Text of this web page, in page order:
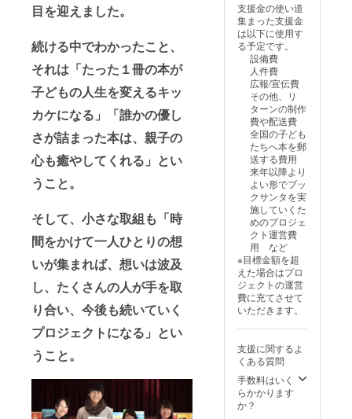
目を迎えました。
続ける中でわかったこと、
それは「たった１冊の本が
子どもの人生を変えるキッ
カケになる」「誰かの優し
さが詰まった本は、親子の
心も癒やしてくれる」とい
うこと。
そして、小さな取組も「時
間をかけて一人ひとりの想
いが集まれば、想いは波及
し、たくさんの人が手を取
り合い、今後も続いていく
プロジェクトになる」とい
うこと。
記載し
てくだ
さい。
閉じる
ナルス
テッ
カー ・
オリジ
ナルし
おり ・
チャリ
ティー
サンタ
活動報
告書
（PDF
でメー
ル送
付）
ターン
グッズ
セット
・サン
クスレ
ター ・
オリジ
ナルス
テッ
カー ・
オリジ
ナルし
おり ・
チャリ
ティー
サンタ
活動報
告書
（PDF
でメー
ル送
付） ※
活動報
告は支
援者全
員にお
ます。
※支援者
へは
《本は
届きま
支援金の使い道
集まった支援金
は以下に使用す
る予定です。
設備費
人件費
広報/宣伝費
その他、リ
ターンの制作
費や配送費
全国の子ども
たちへ本を郵
送する費用
来年以降より
よい形でブッ
クサンタを実
施していくた
めのプロジェ
クト運営費
用 など
※目標金額を超
えた場合はプロ
ジェクトの運営
費に充てさせて
いただきます。
支援に関するよ
くある質問
手数料はいく
らかかります
か？